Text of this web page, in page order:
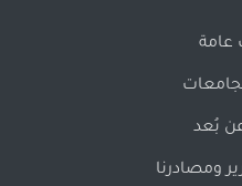
عامة
بُعد
ومصادرنا